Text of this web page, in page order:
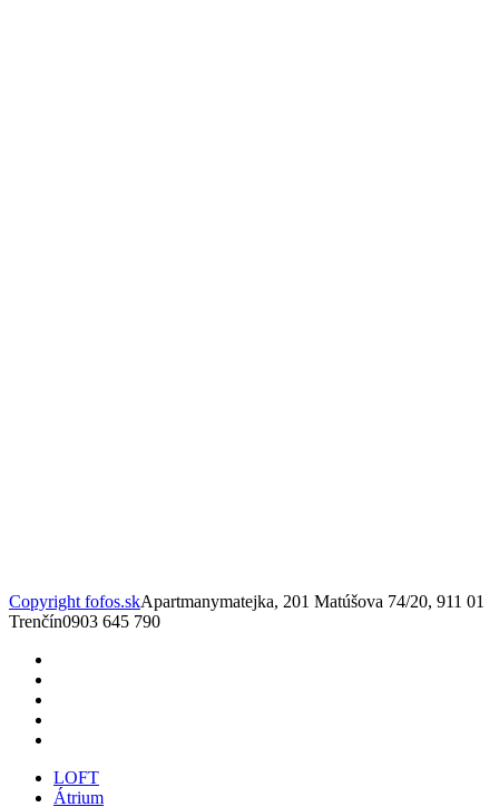
Copyright fofos.skApartmanymatejka, 201 Matúšova 74/20, 911 01
Trenčín0903 645 790
LOFT
Átrium